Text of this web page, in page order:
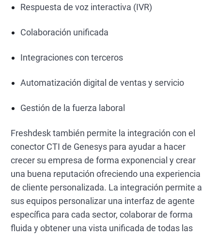
Respuesta de voz interactiva (IVR)
Colaboración unificada
Integraciones con terceros
Automatización digital de ventas y servicio
Gestión de la fuerza laboral
Freshdesk también permite la integración con el
conector CTI de Genesys para ayudar a hacer
crecer su empresa de forma exponencial y crear
una buena reputación ofreciendo una experiencia
de cliente personalizada. La integración permite a
sus equipos personalizar una interfaz de agente
específica para cada sector, colaborar de forma
fluida y obtener una vista unificada de todas las